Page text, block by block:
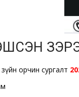
орчин сургалт